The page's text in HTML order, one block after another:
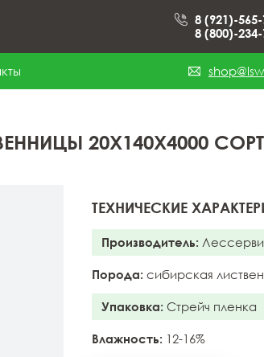
8 (921)-
8 (800)-
20X140X4000
ТЕХНИЧЕСКИЕ
Производитель:
Порода: сибирская
Упаковка: Стрейч пленка
Влажность: 12-16%